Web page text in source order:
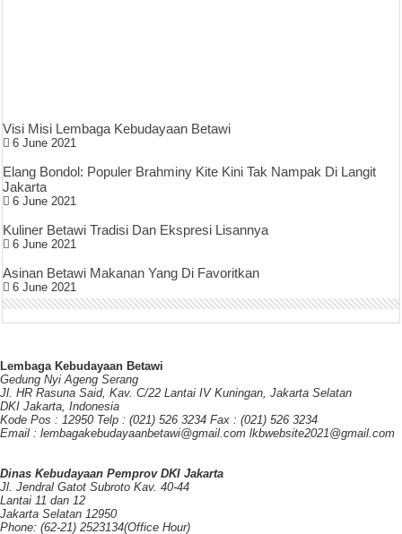
Visi Misi Lembaga Kebudayaan Betawi
6 June 2021
Elang Bondol: Populer Brahminy Kite Kini Tak Nampak Di Langit
Jakarta
6 June 2021
Kuliner Betawi Tradisi Dan Ekspresi Lisannya
6 June 2021
Asinan Betawi Makanan Yang Di Favoritkan
6 June 2021
Lembaga Kebudayaan Betawi
Gedung Nyi Ageng Serang
Jl. HR Rasuna Said, Kav. C/22 Lantai IV Kuningan, Jakarta Selatan
DKI Jakarta, Indonesia
Kode Pos : 12950 Telp : (021) 526 3234 Fax : (021) 526 3234
Email : lembagakebudayaanbetawi@gmail.com lkbwebsite2021@gmail.com
Dinas Kebudayaan Pemprov DKI Jakarta
Jl. Jendral Gatot Subroto Kav. 40-44
Lantai 11 dan 12
Jakarta Selatan 12950
Phone: (62-21) 2523134(Office Hour)